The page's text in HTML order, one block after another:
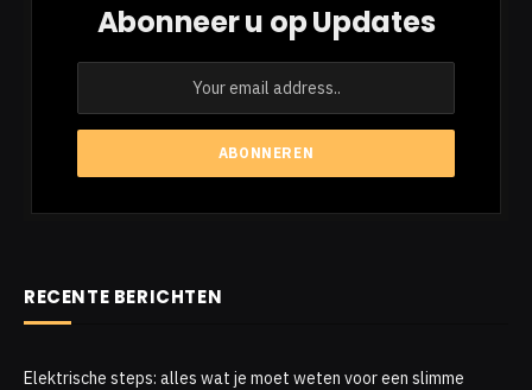
Abonneer u op Updates
RECENTE BERICHTEN
Elektrische steps: alles wat je moet weten voor een slimme